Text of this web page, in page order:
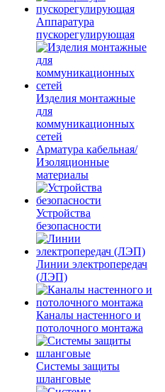
Аппаратура
пускорегулирующая
Изделия монтажные
для
коммуникационных
сетей
Арматура кабельная/
Изоляционные
материалы
Устройства
безопасности
Линии электропередач
(ЛЭП)
Каналы настенного и
потолочного монтажа
Системы защиты
шланговые